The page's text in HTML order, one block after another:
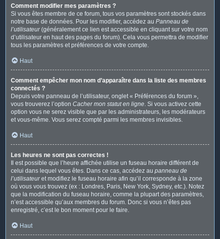
Comment modifier mes paramètres ?
Si vous êtes membre de ce forum, tous vos paramètres sont stockés dans
notre base de données. Pour les modifier, accédez au Panneau de
l’utilisateur(généralement ce lien est accessible en cliquant sur votre nom
d’utilisateur en haut des pages du forum). Cela vous permettra de modifier
tous les paramètres et préférences de votre compte.
Haut
Comment empêcher mon nom d’apparaître dans la liste des membres
connectés ?
Depuis votre panneau de l’utilisateur, onglet « Préférences du forum »,
vous trouverez l’option Cacher mon statut en ligne. Si vous activez cette
option vous ne serez visible que par les administrateurs, les modérateurs
et vous-même. Vous serez compté parmi les membres invisibles.
Haut
Les heures ne sont pas correctes !
Il est possible que l’heure affichée utilise un fuseau horaire différent de
celui dans lequel vous êtes. Dans ce cas, accédez au panneau de
l’utilisateuret modifiez le fuseau horaire afin qu’il corresponde à la zone
où vous vous trouvez (ex : Londres, Paris, New York, Sydney, etc.). Notez
que la modification du fuseau horaire, comme la plupart des paramètres,
n’est accessible qu’aux membres du forum. Donc si vous n’êtes pas
enregistré, c’est le bon moment pour le faire.
Haut